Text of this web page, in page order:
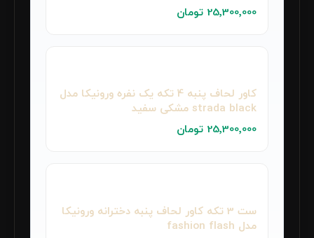
25٬300٬000 تومان
کاور لحاف پنبه‌ 4 تکه یک نفره ورونیکا مدل
strada black مشکی سفید
25٬300٬000 تومان
ست 3 تکه کاور لحاف پنبه دخترانه ورونیکا
مدل fashion flash